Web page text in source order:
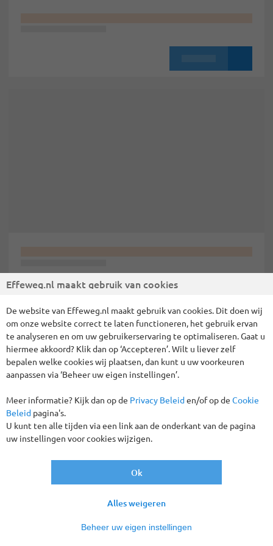
Effeweg.nl maakt gebruik van cookies
De website van Effeweg.nl maakt gebruik van cookies. Dit doen wij
om onze website correct te laten functioneren, het gebruik ervan
te analyseren en om uw gebruikerservaring te optimaliseren. Gaat u
hiermee akkoord? Klik dan op ‘Accepteren’. Wilt u liever zelf
bepalen welke cookies wij plaatsen, dan kunt u uw voorkeuren
aanpassen via ‘Beheer uw eigen instellingen’.
Meer informatie? Kijk dan op de Privacy Beleiden/of op de Cookie
Beleid pagina's.
U kunt ten alle tijden via een link aan de onderkant van de pagina
uw instellingen voor cookies wijzigen.
Beheer uw eigen instellingen
Alles weigeren
Ok